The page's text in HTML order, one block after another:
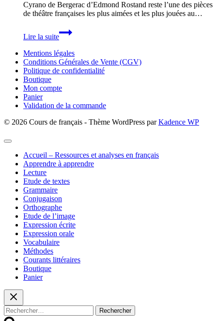
Cyrano de Bergerac d’Edmond Rostand reste l’une des pièces
de théâtre françaises les plus aimées et les plus jouées au…
Lire la suite
Cyrano
de
d’Edmond
Rostand
Mentions légales
Conditions Générales de Vente (CGV)
Politique de confidentialité
Boutique
Mon compte
Panier
Validation de la commande
© 2026 Cours de français - Thème WordPress parKadence WP
Accueil – Ressources et analyses en français
Apprendre à apprendre
Lecture
Etude de textes
Grammaire
Conjugaison
Orthographe
Etude de l’image
Expression écrite
Expression orale
Vocabulaire
Méthodes
Courants littéraires
Boutique
Panier
Rechercher :